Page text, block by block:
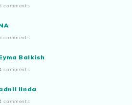
Tanggungjawab
Pernah Terputus
comments
comments
Balkish
comments
linda
comments